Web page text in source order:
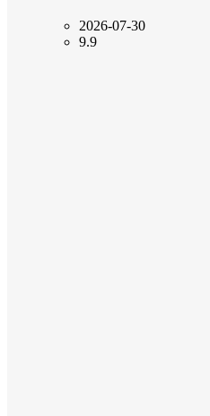
2026-07-30
9.9